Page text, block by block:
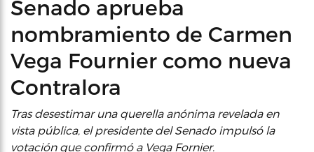
Senado aprueba
nombramiento de Carmen
Vega Fournier como nueva
Contralora
Tras desestimar una querella anónima revelada en
vista pública, el presidente del Senado impulsó la
votación que confirmó a Vega Fornier.